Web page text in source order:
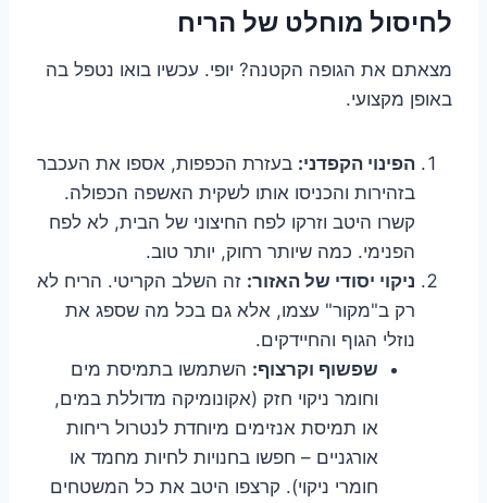
לחיסול מוחלט של הריח
מצאתם את הגופה הקטנה? יופי. עכשיו בואו נטפל בה
באופן מקצועי.
הפינוי הקפדני: בעזרת הכפפות, אספו את העכבר
בזהירות והכניסו אותו לשקית האשפה הכפולה.
קשרו היטב וזרקו לפח החיצוני של הבית, לא לפח
הפנימי. כמה שיותר רחוק, יותר טוב.
ניקוי יסודי של האזור: זה השלב הקריטי. הריח לא
רק ב"מקור" עצמו, אלא גם בכל מה שספג את
נוזלי הגוף והחיידקים.
שפשוף וקרצוף: השתמשו בתמיסת מים
וחומר ניקוי חזק (אקונומיקה מדוללת במים,
או תמיסת אנזימים מיוחדת לנטרול ריחות
אורגניים – חפשו בחנויות לחיות מחמד או
חומרי ניקוי). קרצפו היטב את כל המשטחים